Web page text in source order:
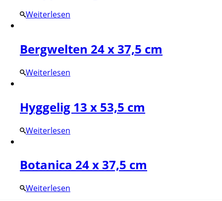
Weiterlesen
Bergwelten 24 x 37,5 cm
Weiterlesen
Hyggelig 13 x 53,5 cm
Weiterlesen
Botanica 24 x 37,5 cm
Weiterlesen